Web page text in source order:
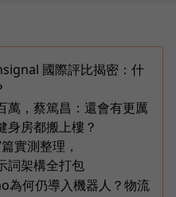
國際評比揭密：什
萬，蔡篤昌：還會有更厲
身房都搬上樓？
實測整理，
詞架構全打包
為何仍導入機器人？物流